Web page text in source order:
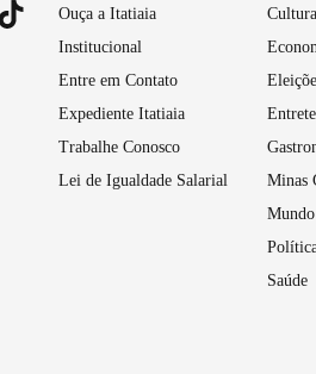
Ouça a Itatiaia
Institucional
Entre em Contato
Expediente Itatiaia
Trabalhe Conosco
Lei de Igualdade Salarial
Minas
Mundo
Saúde